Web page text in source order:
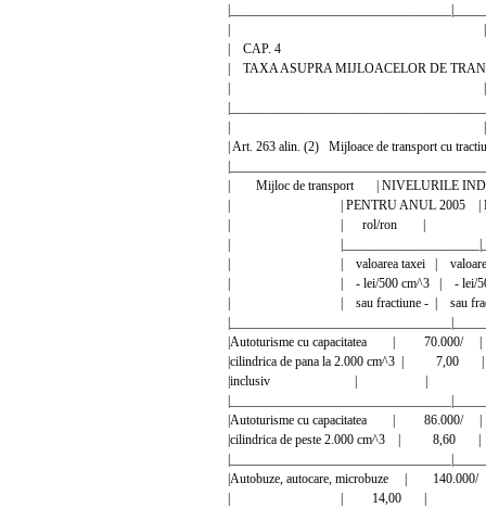
| |
| CAP. 4
| TAXA ASUPRA
| |
| |
| Art. 263 alin. (2) Mijloace de transport cu
| Mijloc de transport | NIVELURILE
| | PENTRU ANUL 2005 |
| | rol/ron |
|
| | valoarea taxei | valoarea
| | - lei/500 cm^3 | - lei/500
| | sau fractiune - | sau
|Autoturisme cu capacitatea |
|cilindrica de pana la 2.000
|inclusiv | |
|Autoturisme cu capacitatea |
|cilindrica de peste 2.000 cm^3
|Autobuze, autocare, microbuze |
| | 14,00 |